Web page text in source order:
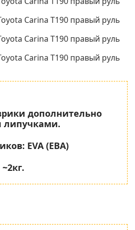
дополнительно
липучками.
EVA (ЕВА)
~2кг.